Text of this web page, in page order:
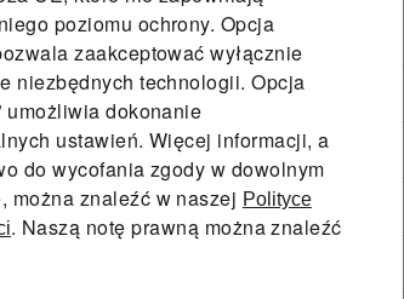
wykończeniu BIONIC-FINISH® ECO
poziomu ochrony. Opcja
zaakceptować wyłącznie
niezbędnych technologii. Opcja
umożliwia dokonanie
ustawień. Więcej informacji, a
do wycofania zgody w dowolnym
można znaleźć w naszej Polityce
. Naszą notę prawną można znaleźć